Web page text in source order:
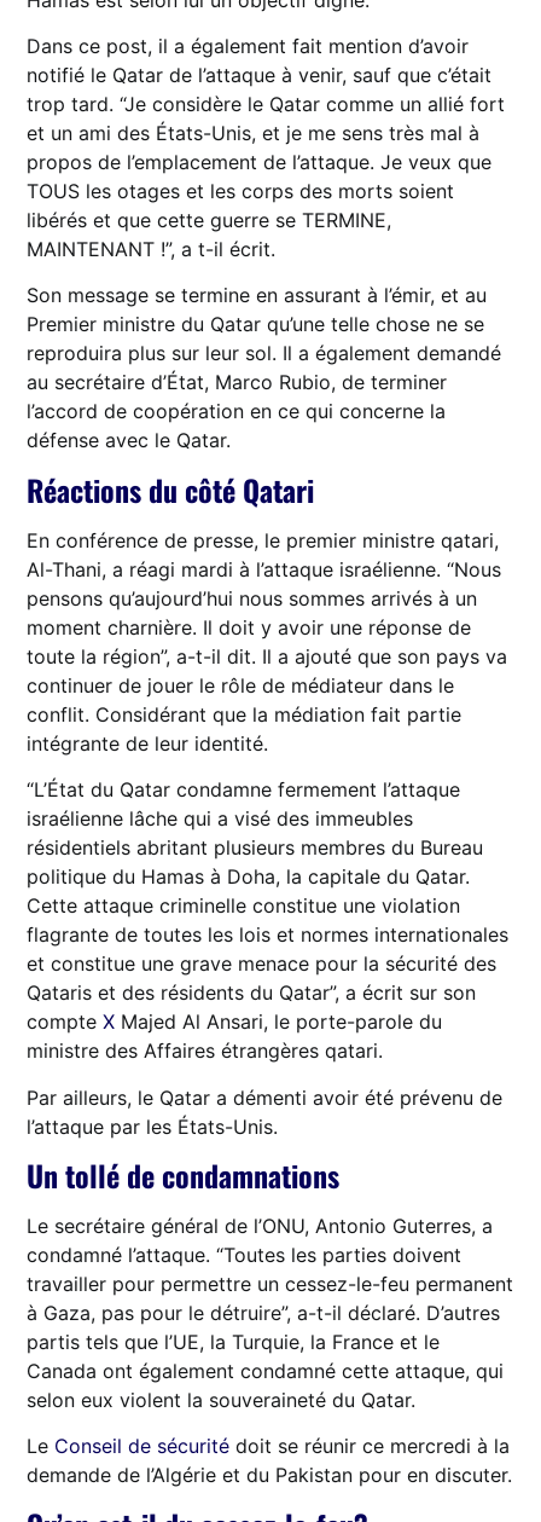
Dans ce post, il a également fait mention d’avoir
notifié le Qatar de l’attaque à venir, sauf que c’était
trop tard. “Je considère le Qatar comme un allié fort
et un ami des États-Unis, et je me sens très mal à
propos de l’emplacement de l’attaque. Je veux que
TOUS les otages et les corps des morts soient
libérés et que cette guerre se TERMINE,
MAINTENANT !”, a t-il écrit.
Son message se termine en assurant à l’émir, et au
Premier ministre du Qatar qu’une telle chose ne se
reproduira plus sur leur sol. Il a également demandé
au secrétaire d’État, Marco Rubio, de terminer
l’accord de coopération en ce qui concerne la
défense avec le Qatar.
Réactions du côté Qatari
En conférence de presse, le premier ministre qatari,
Al-Thani, a réagi mardi à l’attaque israélienne. “Nous
pensons qu’aujourd’hui nous sommes arrivés à un
moment charnière. Il doit y avoir une réponse de
toute la région”, a-t-il dit. Il a ajouté que son pays va
continuer de jouer le rôle de médiateur dans le
conflit. Considérant que la médiation fait partie
intégrante de leur identité.
“L’État du Qatar condamne fermement l’attaque
israélienne lâche qui a visé des immeubles
résidentiels abritant plusieurs membres du Bureau
politique du Hamas à Doha, la capitale du Qatar.
Cette attaque criminelle constitue une violation
flagrante de toutes les lois et normes internationales
et constitue une grave menace pour la sécurité des
Qataris et des résidents du Qatar”, a écrit sur son
compteX Majed Al Ansari, le porte-parole du
ministre des Affaires étrangères qatari.
Par ailleurs, le Qatar a démenti avoir été prévenu de
l’attaque par les États-Unis.
Un tollé de condamnations
Le secrétaire général de l’ONU, Antonio Guterres, a
condamné l’attaque. “Toutes les parties doivent
travailler pour permettre un cessez-le-feu permanent
à Gaza, pas pour le détruire”, a-t-il déclaré. D’autres
partis tels que l’UE, la Turquie, la France et le
Canada ont également condamné cette attaque, qui
selon eux violent la souveraineté du Qatar.
Le Conseil de sécurité doit se réunir ce mercredi à la
demande de l’Algérie et du Pakistan pour en discuter.